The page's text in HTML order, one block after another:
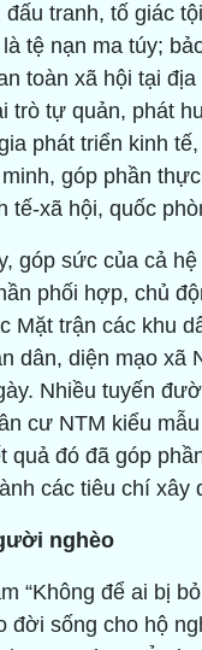
tranh, tố giác
tệ nạn ma túy;
toàn xã hội tại
trò tự quản, phát
phát triển kinh
góp phần
tế-xã hội, quốc
góp sức của cả
phối hợp, chủ
Mặt trận các khu
dân, diện mạo xã
Nhiều tuyến
cư NTM kiểu
quả đó đã góp
các tiêu chí xây
nghèo
“Không để ai bị
đời sống cho hộ